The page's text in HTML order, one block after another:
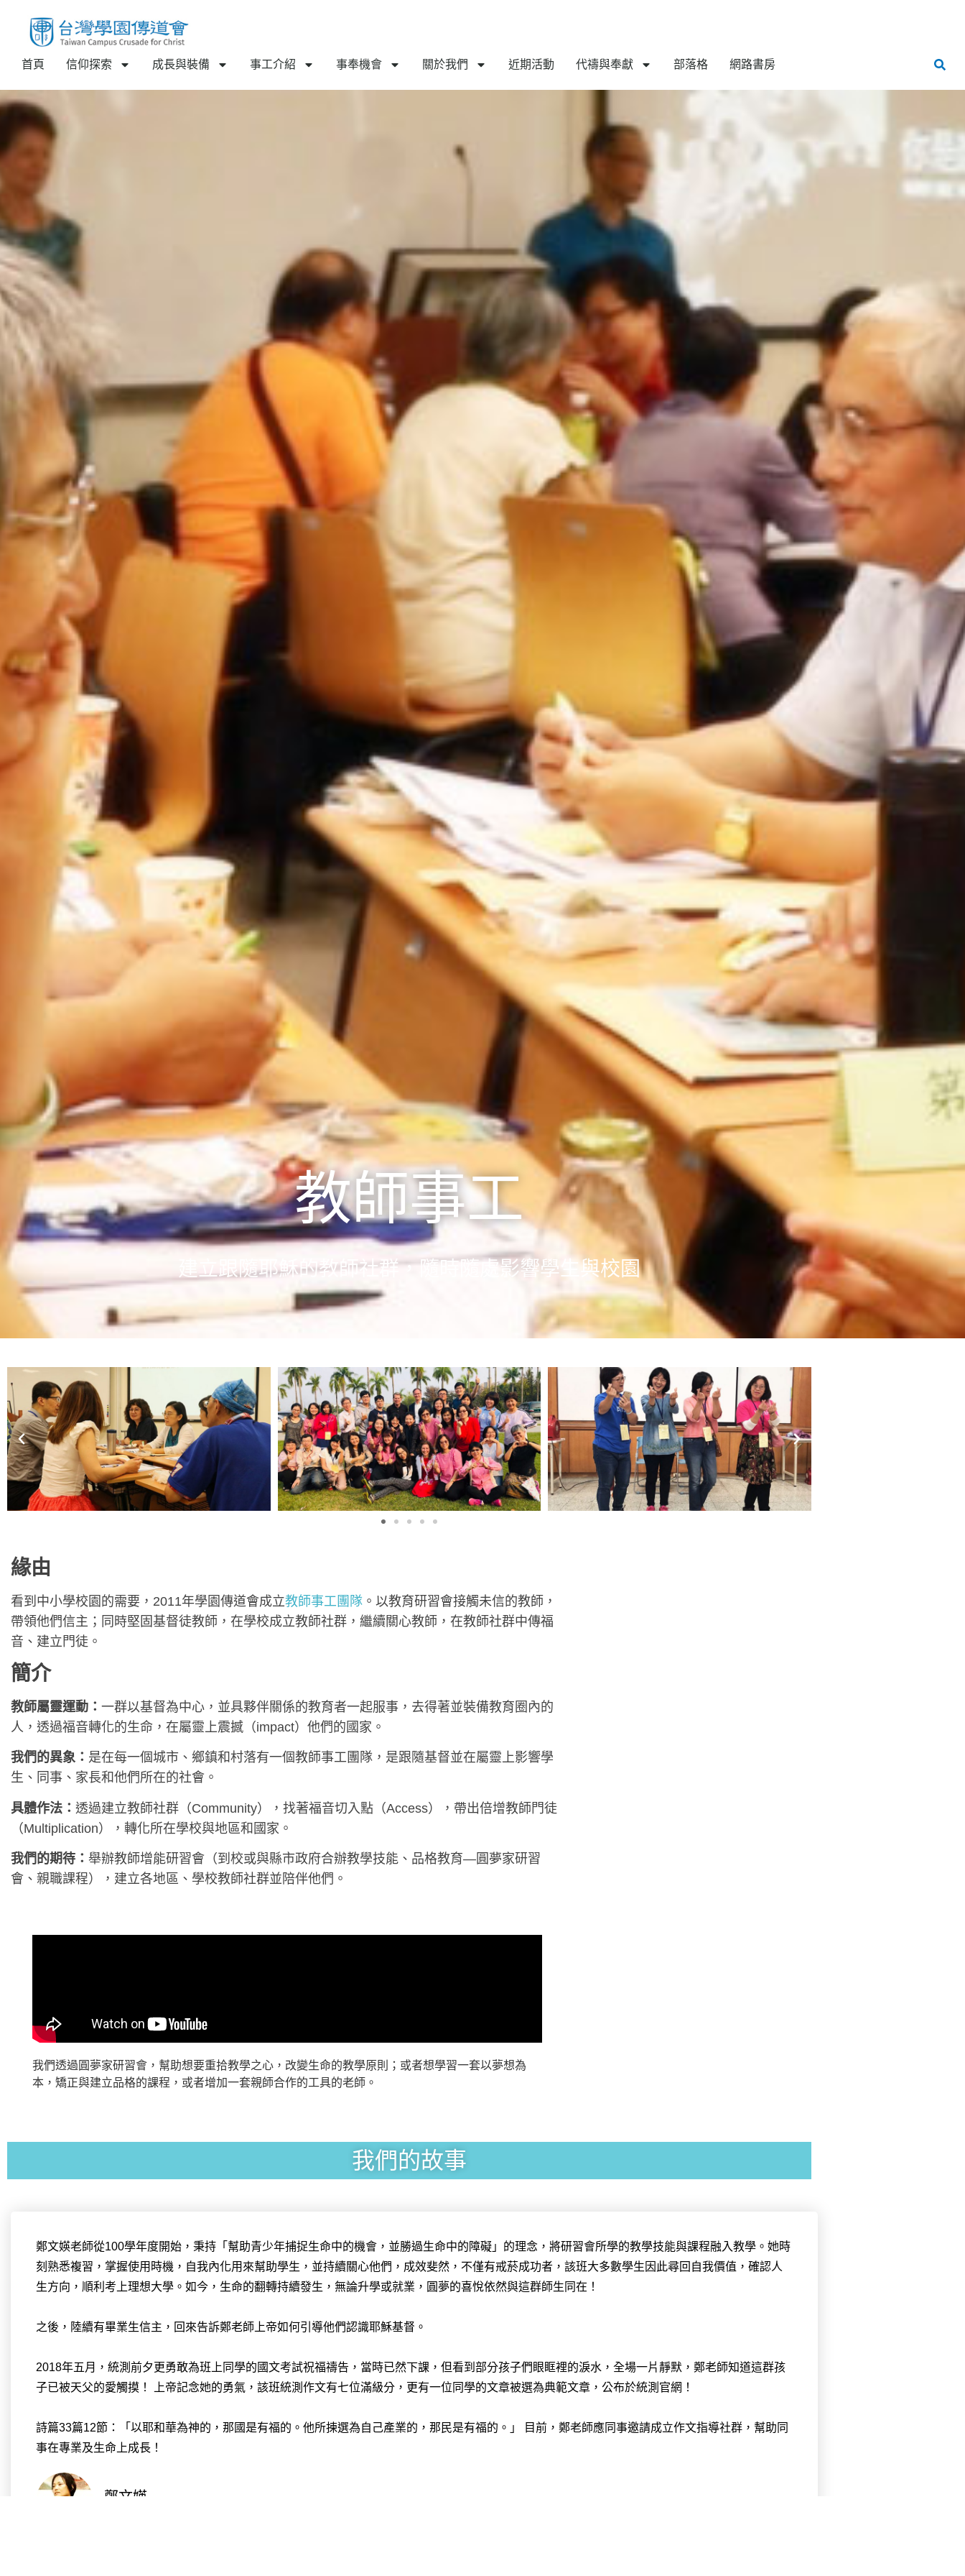
首頁 信仰探索 成長與裝備 事工介紹 事奉機會 關於我們 近期活動 代禱與奉獻 部落格 網路書房
教師事工
建立跟隨耶穌的教師社群，隨時隨處影響學生與校園
緣由
看到中小學校園的需要，2011年學園傳道會成立教師事工團隊 。 以教育研習會接觸未信的教師，
帶領他們信主； 同時堅固基督徒教師，在學校成立教師社群，繼續關心教師， 在教師社群中傳福
音、建立門徒。
簡介
教師屬靈運動： 一群以基督為中心，並具夥伴關係的教育者一起服事，去得著並裝備教育圈內的
人，透過福音轉化的生命，在屬靈上震撼（impact）他們的國家。
我們的異象： 是在每一個城市、鄉鎮和村落有一個教師事工團隊， 是跟隨基督並在屬靈上影響學
生、同事、家長和他們所在的社會。
具體作法： 透過建立教師社群（Community）， 找著福音切入點（Access），帶出倍增教師門徒
（Multiplication），轉化所在學校與地區和國家。
我們的期待： 舉辦教師增能研習會（到校或與縣市政府合辦教學技能、 品格教育—圓夢家研習
會、親職課程），建立各地區、 學校教師社群並陪伴他們。
我們透過圓夢家研習會，幫助想要重拾教學之心，改變生命的教學原則；或者想學習一套以夢想為
本，矯正與建立品格的課程，或者增加一套親師合作的工具的老師。
我們的故事
鄭文媖老師從100學年度開始，秉持「幫助青少年捕捉生命中的機會，並勝過生命中的障礙」的理念，將研習會所學的教學技能與課程融入教學。她時
刻熟悉複習，掌握使用時機，自我內化用來幫助學生，並持續關心他們，成效斐然，不僅有戒菸成功者，該班大多數學生因此尋回自我價值，確認人
生方向，順利考上理想大學。如今，生命的翻轉持續發生，無論升學或就業，圓夢的喜悅依然與這群師生同在！
之後，陸續有畢業生信主，回來告訴鄭老師上帝如何引導他們認識耶穌基督。
2018年五月，統測前夕更勇敢為班上同學的國文考試祝福禱告，當時已然下課，但看到部分孩子們眼眶裡的淚水，全場一片靜默，鄭老師知道這群孩
子已被天父的愛觸摸！ 上帝記念她的勇氣，該班統測作文有七位滿級分，更有一位同學的文章被選為典範文章，公布於統測官網！
詩篇33篇12節：「以耶和華為神的，那國是有福的。他所揀選為自己產業的，那民是有福的。」 目前，鄭老師應同事邀請成立作文指導社群，幫助同
事在專業及生命上成長！
鄭文媖